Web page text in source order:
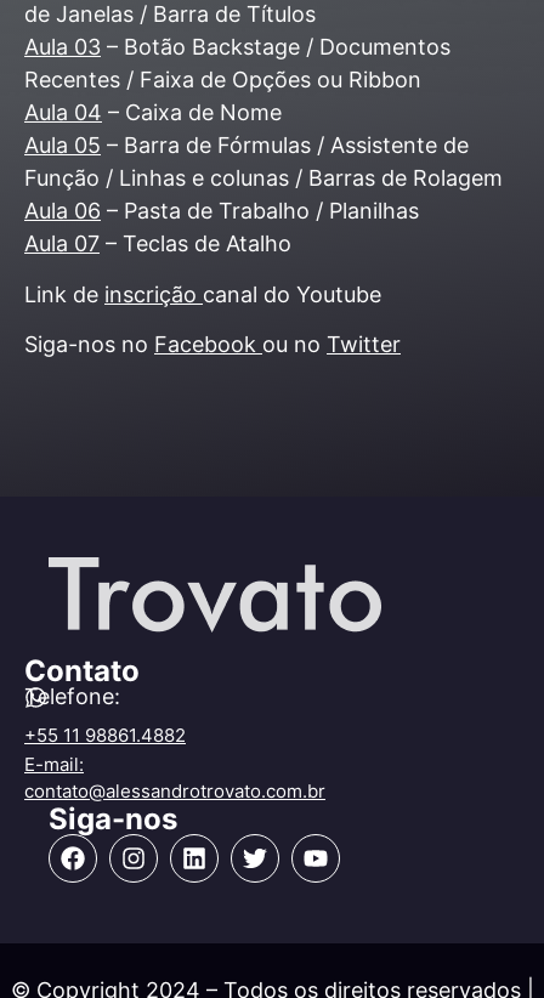
de Janelas / Barra de Títulos
Aula 03 – Botão Backstage / Documentos
Recentes / Faixa de Opções ou Ribbon
Aula 04 – Caixa de Nome
Aula 05 – Barra de Fórmulas / Assistente de
Função / Linhas e colunas / Barras de Rolagem
Aula 06 – Pasta de Trabalho / Planilhas
Aula 07 – Teclas de Atalho
Link de inscrição canal do Youtube
Siga-nos no Facebook ou no Twitter
Contato
Telefone:
+55 11 98861.4882
E-mail:
contato@alessandrotrovato.com.br
Siga-nos
© Copyright 2024 – Todos os direitos reservados |